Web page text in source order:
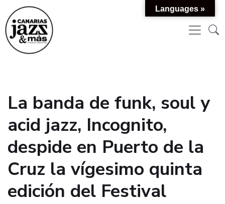
La banda de funk, soul y
acid jazz, Incognito,
despide en Puerto de la
Cruz la vígesimo quinta
edición del Festival
Languages »